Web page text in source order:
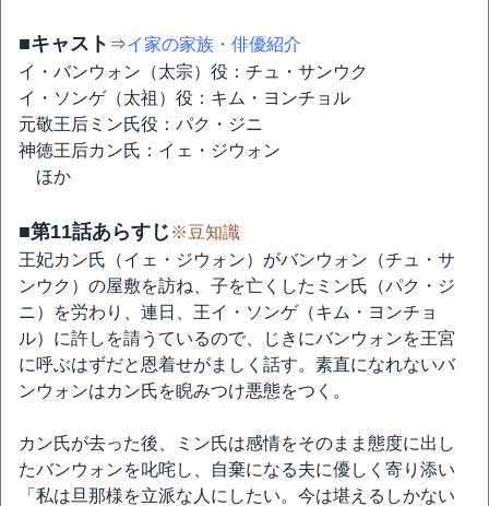
■キャスト ⇒イ家の家族・俳優紹介
イ・バンウォン（太宗）役：チュ・サンウク
イ・ソンゲ（太祖）役：キム・ヨンチョル
元敬王后ミン氏役：パク・ジニ
神徳王后カン氏：イェ・ジウォン
ほか
■第11話あらすじ ※豆知識
王妃カン氏（イェ・ジウォン）がバンウォン（チュ・サ
ンウク）の屋敷を訪ね、子を亡くしたミン氏（パク・ジ
ニ）を労わり、連日、王イ・ソンゲ（キム・ヨンチョ
ル）に許しを請うているので、じきにバンウォンを王宮
に呼ぶはずだと恩着せがましく話す。素直になれないバ
ンウォンはカン氏を睨みつけ悪態をつく。
カン氏が去った後、ミン氏は感情をそのまま態度に出し
たバンウォンを叱咤し、自棄になる夫に優しく寄り添い
「私は旦那様を立派な人にしたい。今は堪えるしかない